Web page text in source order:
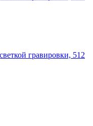
гравировки, 512